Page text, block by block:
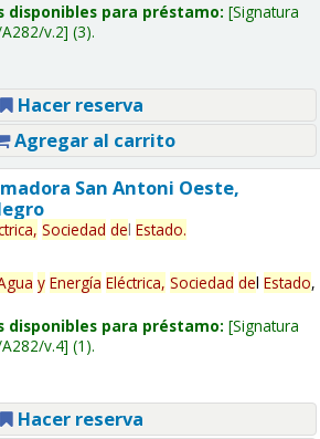
disponibles para préstamo: Signatura
v.2 (3).
Hacer reserva
Agregar al carrito
San Antoni Oeste,
Sociedad del Estado.
y Energía Eléctrica, Sociedad del Estado,
disponibles para préstamo: Signatura
v.4 (1).
Hacer reserva